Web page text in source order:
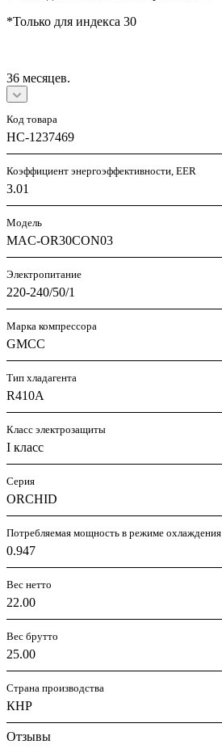
*Только для индекса 30
36 месяцев.
Код товара
НС-1237469
Коэффициент энергоэффективности, EER
3.01
Модель
MAC-OR30CON03
Электропитание
220-240/50/1
Марка компрессора
GMCC
Тип хладагента
R410A
Класс электрозащиты
I класс
Серия
ORCHID
Потребляемая мощность в режиме охлаждения
0.947
Вес нетто
22.00
Вес брутто
25.00
Страна производства
КНР
Отзывы